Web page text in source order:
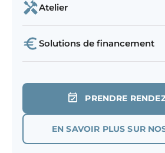
Atelier
Solutions de financement
PRENDRE
EN SAVOIR PLUS SUR